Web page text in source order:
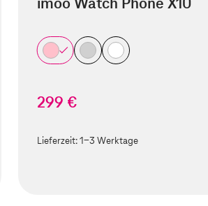
299 €
Lieferzeit:1-3 Werktage